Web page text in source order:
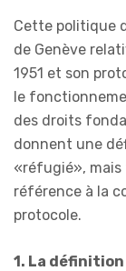
Cette politique
de Genève
1951 et son
le
des droits
donnent une
«réfugié»,
référence à la
protocole.
1. La